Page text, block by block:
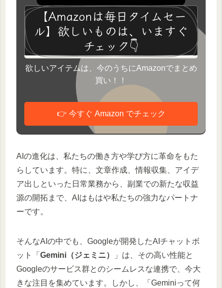
【Amazonは毎日タイムセー
ル】欲しいものは、いますぐ
チェック👇
欲しいアイテムは、今のうちにAmazonでまとめ
買い！！
👉 今すぐ Amazon でチェック
AIの進化は、私たちの働き方や学び方に革命をもた
らしています。特に、文章作成、情報収集、アイデ
ア出しといった日常業務から、副業での新たな収益
源の開拓まで、AIはもはや私たちの強力なパートナ
ーです。
そんなAIの中でも、Googleが開発したAIチャットボ
ット「 Gemini（ジェミニ）
」は、その高い性能と
Googleのサービス群とのシームレスな連携で、今大
きな注目を集めています。しかし、「Geminiって何